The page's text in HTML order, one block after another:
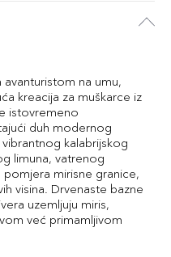
avanturistom na umu,
kreacija za muškarce iz
istovremeno
duh modernog
kalabrijskog
limuna, vatrenog
mirisne granice,
visina. Drvenaste bazne
uzemljuju miris,
već primamljivom